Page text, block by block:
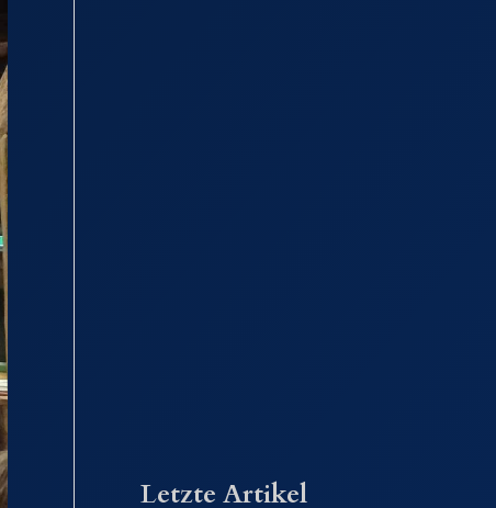
Letzte Artikel